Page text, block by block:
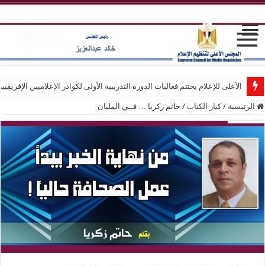
الأعلى للإعلام يختتم فعاليات الدورة التدريبية الأولى لكوادر الإعلاميين
الرئيسية / كبار الكتاب / حاتم زكريا … فــي المليان